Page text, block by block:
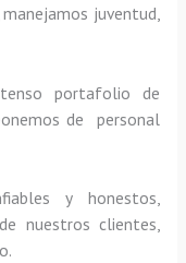
juventud,
portafolio de
de personal
y honestos,
nuestros clientes,